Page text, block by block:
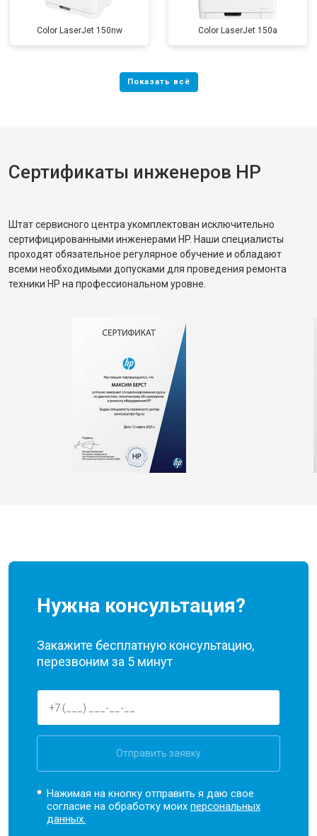
Color LaserJet 150nw Color LaserJet 150a
Сертификаты инженеров HP
Штат сервисного центра укомплектован исключительно
сертифицированными инженерами HP. Наши специалисты
проходят обязательное регулярное обучение и обладают
всеми необходимыми допусками для проведения ремонта
техники HP на профессиональном уровне.
Нужна консультация?
Закажите бесплатную консультацию,
перезвоним за 5 минут
Отправить заявку
Нажимая на кнопку отправить я даю свое
согласие на обработку моихперсональных
данных.